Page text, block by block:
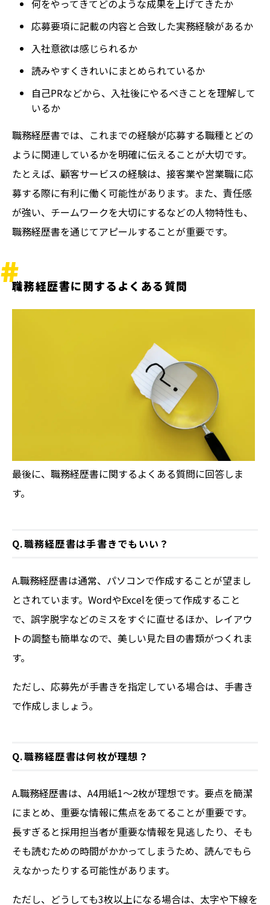
何をやってきてどのような成果を上げてきたか
応募要項に記載の内容と合致した実務経験があるか
入社意欲は感じられるか
読みやすくきれいにまとめられているか
自己PRなどから、入社後にやるべきことを理解して
いるか
職務経歴書では、これまでの経験が応募する職種とどの
ように関連しているかを明確に伝えることが大切です。
たとえば、顧客サービスの経験は、接客業や営業職に応
募する際に有利に働く可能性があります。また、責任感
が強い、チームワークを大切にするなどの人物特性も、
職務経歴書を通じてアピールすることが重要です。
職務経歴書に関するよくある質問
最後に、職務経歴書に関するよくある質問に回答しま
す。
Q.職務経歴書は手書きでもいい？
A.職務経歴書は通常、パソコンで作成することが望まし
とされています。WordやExcelを使って作成すること
で、誤字脱字などのミスをすぐに直せるほか、レイアウ
トの調整も簡単なので、美しい見た目の書類がつくれま
す。
ただし、応募先が手書きを指定している場合は、手書き
で作成しましょう。
Q.職務経歴書は何枚が理想？
A.職務経歴書は、A4用紙1～2枚が理想です。要点を簡潔
にまとめ、重要な情報に焦点をあてることが重要です。
長すぎると採用担当者が重要な情報を見逃したり、そも
そも読むための時間がかかってしまうため、読んでもら
えなかったりする可能性があります。
ただし、どうしても3枚以上になる場合は、太字や下線を